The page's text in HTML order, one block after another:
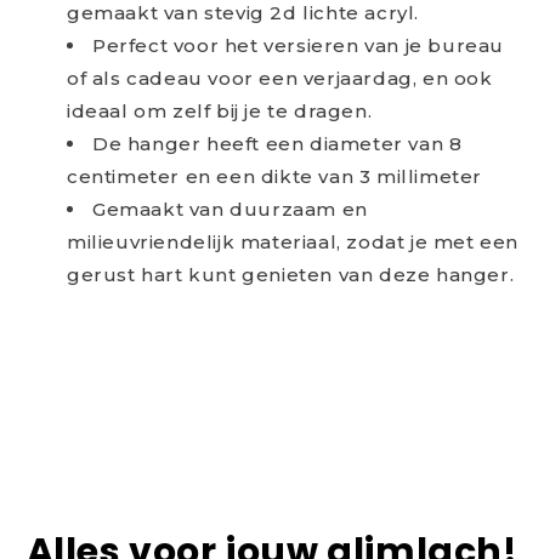
gemaakt van stevig 2d lichte acryl.
Perfect voor het versieren van je bureau
of als cadeau voor een verjaardag, en ook
ideaal om zelf bij je te dragen.
De hanger heeft een diameter van 8
centimeter en een dikte van 3 millimeter
Gemaakt van duurzaam en
milieuvriendelijk materiaal, zodat je met een
gerust hart kunt genieten van deze hanger.